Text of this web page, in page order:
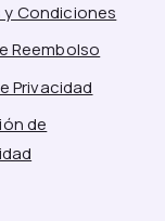
y Condiciones
Reembolso
Privacidad
de